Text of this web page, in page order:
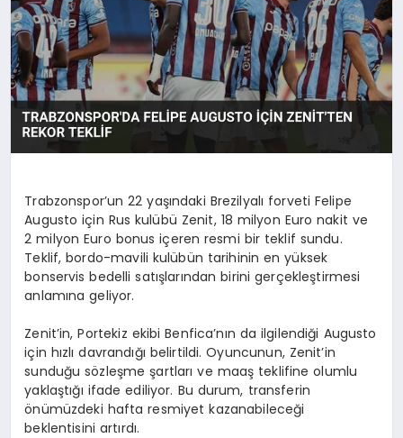
DÜNYA
YAŞAM
Trabzonspor’un 22 yaşındaki Brezilyalı forveti Felipe
Augusto için Rus kulübü Zenit, 18 milyon Euro nakit ve
2 milyon Euro bonus içeren resmi bir teklif sundu.
Teklif, bordo-mavili kulübün tarihinin en yüksek
bonservis bedelli satışlarından birini gerçekleştirmesi
anlamına geliyor.
Zenit’in, Portekiz ekibi Benfica’nın da ilgilendiği Augusto
için hızlı davrandığı belirtildi. Oyuncunun, Zenit’in
sunduğu sözleşme şartları ve maaş teklifine olumlu
yaklaştığı ifade ediliyor. Bu durum, transferin
önümüzdeki hafta resmiyet kazanabileceği
beklentisini artırdı.